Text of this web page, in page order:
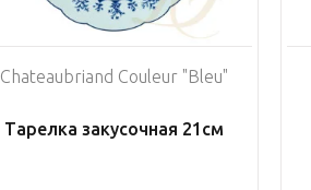
Chateaubriand Couleur "Bleu"
Тарелка закусочная 21см